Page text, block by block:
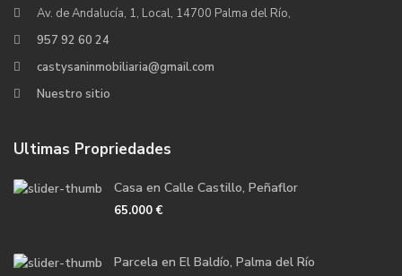
Av. de Andalucía, 1, Local, 14700 Palma del Río,
957 92 60 24
castysaninmobiliaria@gmail.com
Nuestro sitio
Ultimas Propriedades
Casa en Calle Castillo, Peñaflor
65.000 €
Parcela en El Baldío, Palma del Río